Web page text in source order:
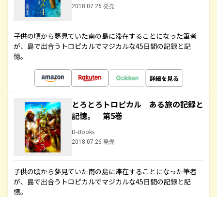
2018.07.26 発売
子供の頃から夢見ていた南の島に滞在することになった筆者
が、島で出合うトロピカルでマジカルな45日間の記録と記
憶。
詳細を見る
とろとろトロピカル ある旅の記録と
記憶。 第5巻
D-Books
2018.07.26 発売
子供の頃から夢見ていた南の島に滞在することになった筆者
が、島で出合うトロピカルでマジカルな45日間の記録と記
憶。